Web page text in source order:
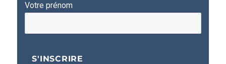
Votre prénom